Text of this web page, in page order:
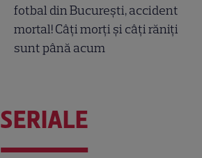
fotbal din București, accident
mortal! Câți morți și câți răniți
sunt până acum
SERIALE